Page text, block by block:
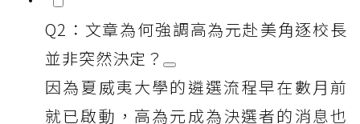
Q2：文章為何強調高為元赴美角逐校長
並非突然決定？
因為夏威夷大學的遴選流程早在數月前
就已啟動，高為元成為決選者的消息也